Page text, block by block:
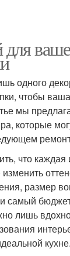
одного
чтобы
мы
которые
что каждая
размер
самый
лишь
кухне.